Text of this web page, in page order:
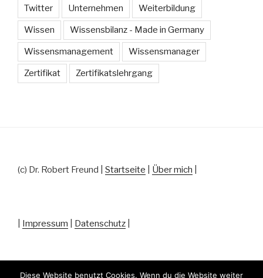
Twitter Unternehmen Weiterbildung
Wissen Wissensbilanz - Made in Germany
Wissensmanagement Wissensmanager
Zertifikat Zertifikatslehrgang
(c) Dr. Robert Freund | Startseite Über mich
Impressum Datenschutz
Diese Website benutzt Cookies. Wenn du die Website weiter